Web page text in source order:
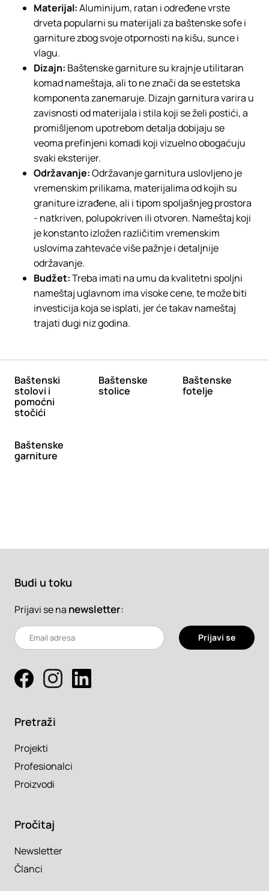
Materijal:Aluminijum, ratan i određene vrste
drveta popularni su materijali za baštenske sofe i
garniture zbog svoje otpornosti na kišu, sunce i
vlagu.
Dizajn: Baštenske garniture su krajnje utilitaran
komad nameštaja, ali to ne znači da se estetska
komponenta zanemaruje. Dizajn garnitura varira u
zavisnosti od materijala i stila koji se želi postići, a
promišljenom upotrebom detalja dobijaju se
veoma prefinjeni komadi koji vizuelno obogaćuju
svaki eksterijer.
Održavanje:Održavanje garnitura uslovljeno je
vremenskim prilikama, materijalima od kojih su
graniture izrađene, ali i tipom spoljašnjeg prostora
- natkriven, polupokriven ili otvoren. Nameštaj koji
je konstanto izložen različitim vremenskim
uslovima zahtevaće više pažnje i detaljnije
održavanje.
Budžet:Treba imati na umu da kvalitetni spoljni
nameštaj uglavnom ima visoke cene, te može biti
investicija koja se isplati, jer će takav nameštaj
trajati dugi niz godina.
Baštenski
stolovi i
pomoćni
stočići
Baštenske
stolice
Baštenske
fotelje
Baštenske
garniture
Budi u toku
Prijavi se na newsletter:
Prijavi se
Pretraži
Projekti
Profesionalci
Proizvodi
Pročitaj
Newsletter
Članci